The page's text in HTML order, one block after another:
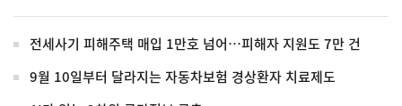
전세사기 피해주택 매입 1만호 넘어…피해자 지원도 7만 건
9월 10일부터 달라지는 자동차보험 경상환자 치료제도